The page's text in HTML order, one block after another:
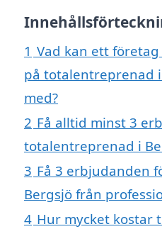
1 Vad kan ett
på totalentreprenad
med?
2 Få alltid minst 3
totalentreprenad i
3 Få 3 erbjudanden
Bergsjö från
4 Hur mycket kostar